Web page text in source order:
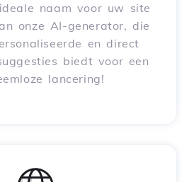
naam voor uw site
onze AI-generator, die
en direct
biedt voor een
lancering!